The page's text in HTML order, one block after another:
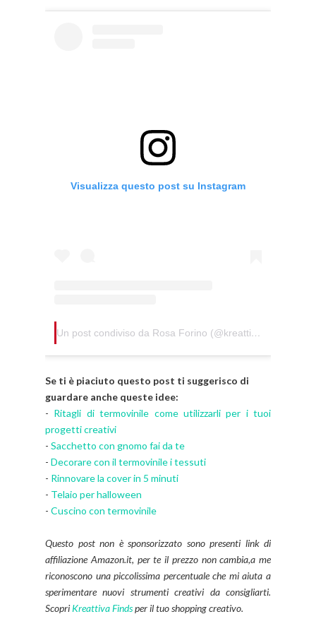
Visualizza questo post su Instagram
Un post condiviso da Rosa Forino (@kreattivablog)
Se ti è piaciuto questo post ti suggerisco di
guardare anche queste idee:
- Ritagli di termovinile come utilizzarli per i tuoi
progetti creativi
- Sacchetto con gnomo fai da te
- Decorare con il termovinile i tessuti
- Rinnovare la cover in 5 minuti
- Telaio per halloween
- Cuscino con termovinile
Questo post non è sponsorizzato sono presenti link di
affiliazione Amazon.it, per te il prezzo non cambia,a me
riconoscono una piccolissima percentuale che mi aiuta a
sperimentare nuovi strumenti creativi da consigliarti.
Scopri Kreattiva Findsper il tuo shopping creativo.